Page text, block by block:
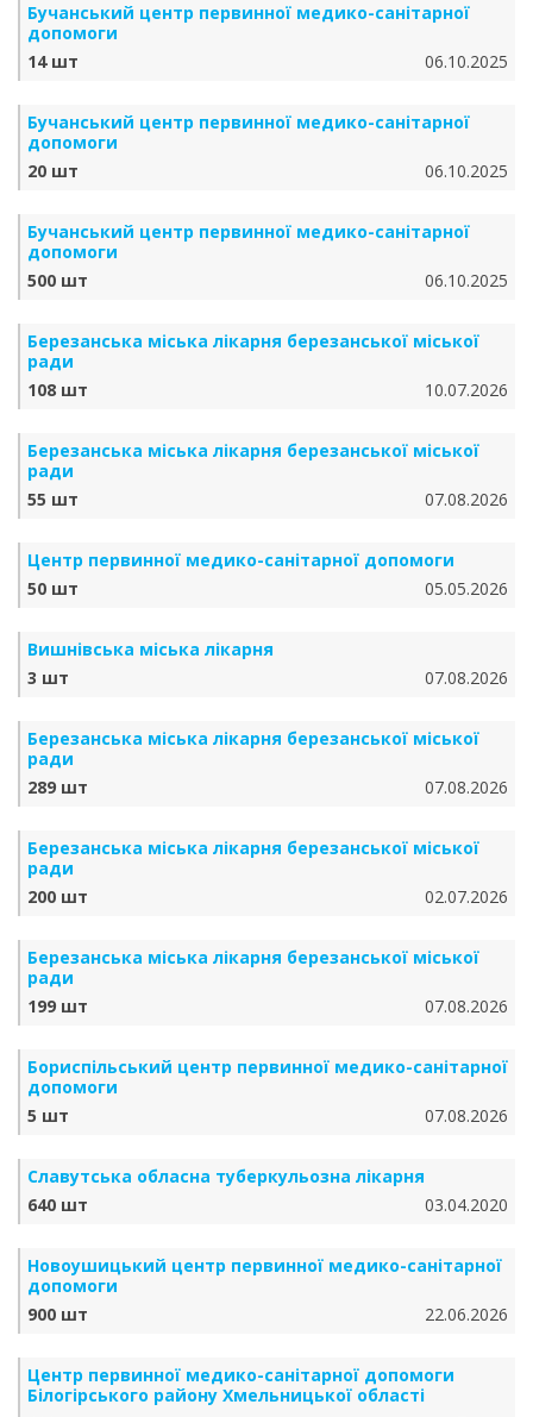
Бучанський центр первинної медико-санітарної
допомоги
14 шт
06.10.2025
Бучанський центр первинної медико-санітарної
допомоги
20 шт
06.10.2025
Бучанський центр первинної медико-санітарної
допомоги
500 шт
06.10.2025
Березанська міська лікарня березанської міської
ради
108 шт
10.07.2026
Березанська міська лікарня березанської міської
ради
55 шт
07.08.2026
Центр первинної медико-санітарної допомоги
50 шт
05.05.2026
Вишнівська міська лікарня
3 шт
07.08.2026
Березанська міська лікарня березанської міської
ради
289 шт
07.08.2026
Березанська міська лікарня березанської міської
ради
200 шт
02.07.2026
Березанська міська лікарня березанської міської
ради
199 шт
07.08.2026
Бориспільський центр первинної медико-санітарної
допомоги
5 шт
07.08.2026
Славутська обласна туберкульозна лікарня
640 шт
03.04.2020
Новоушицький центр первинної медико-санітарної
допомоги
900 шт
22.06.2026
Центр первинної медико-санітарної допомоги
Білогірського району Хмельницької області